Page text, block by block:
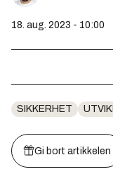
18. aug. 2023 - 10:00
SIKKERHET
Gi bort artikkelen